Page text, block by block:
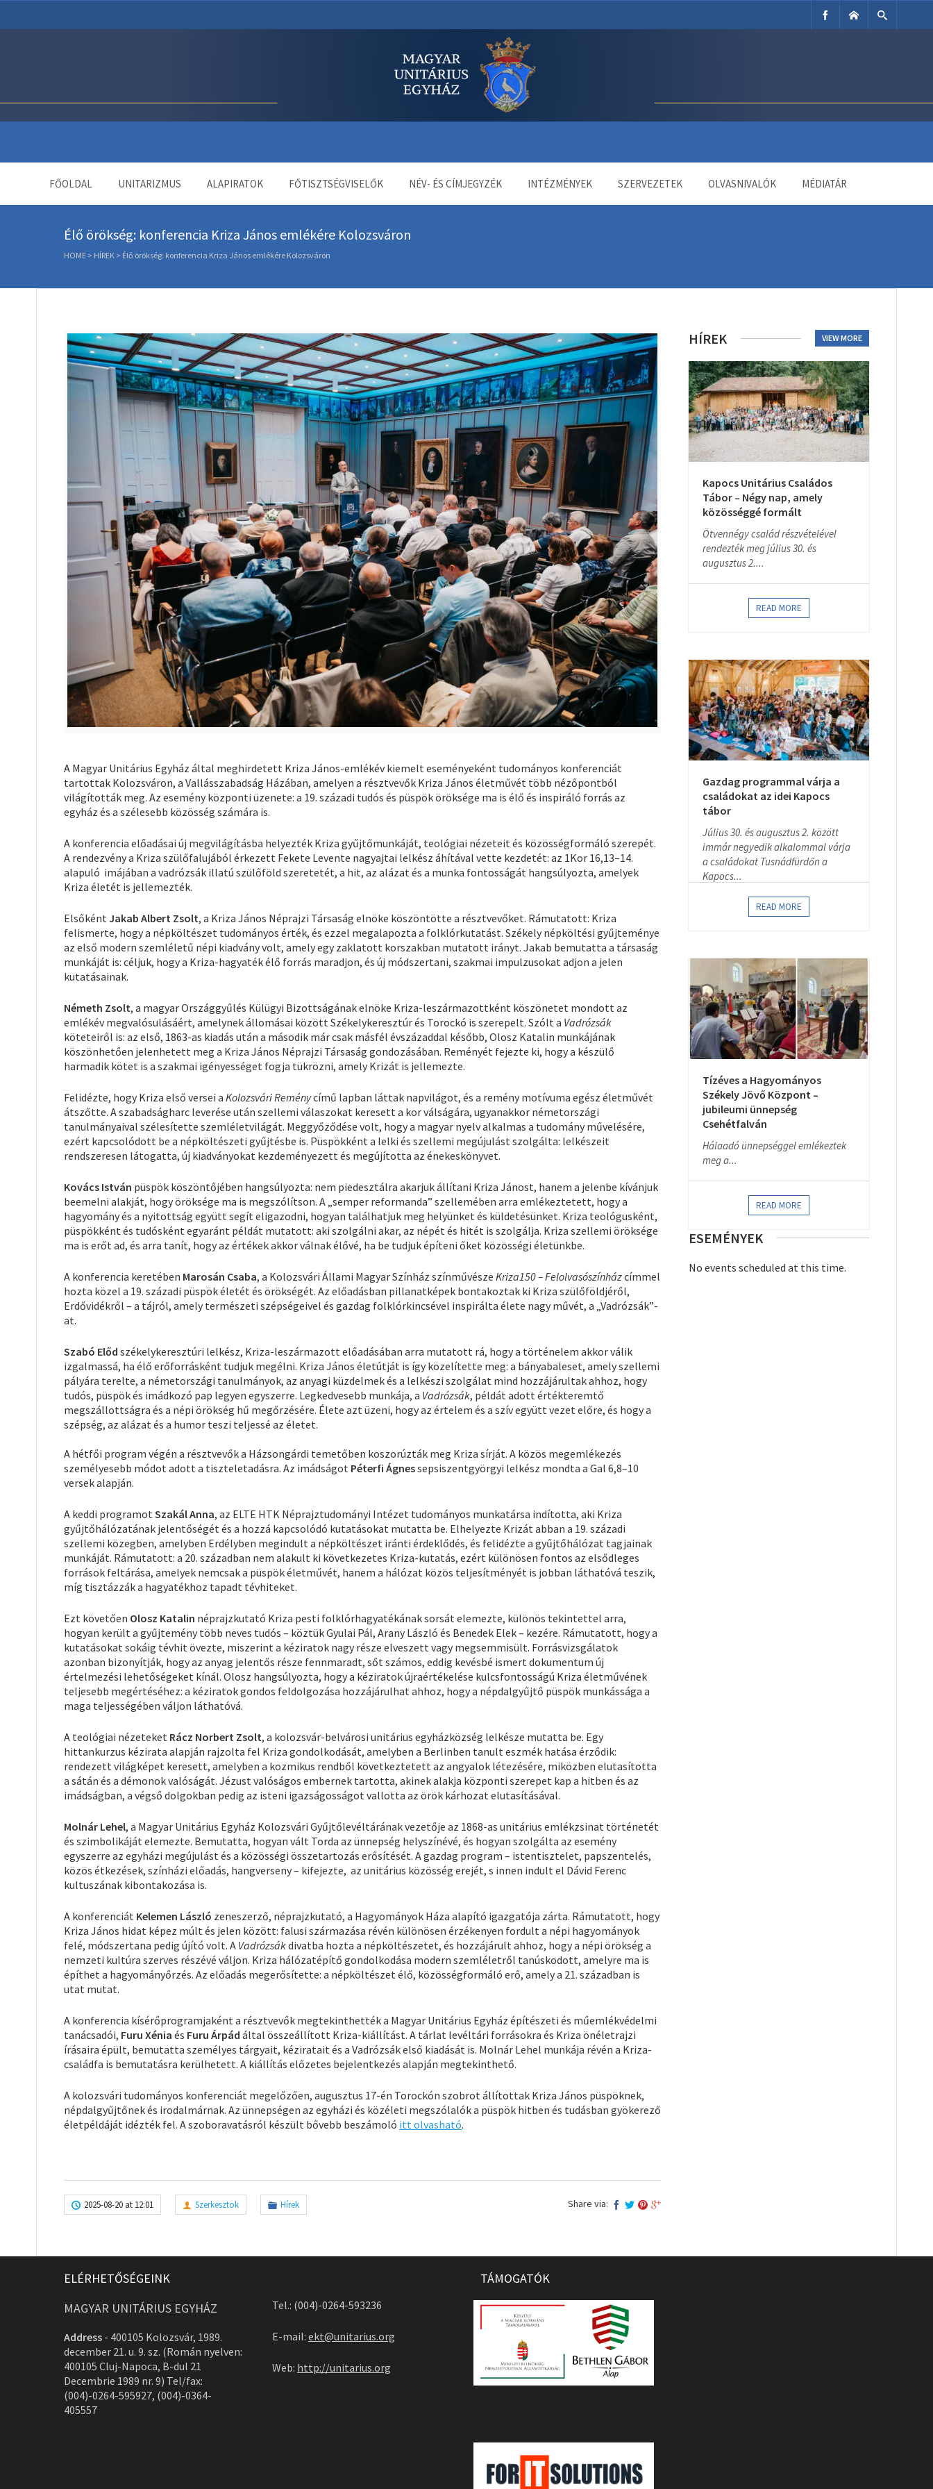
FŐOLDAL UNITARIZMUS ALAPIRATOK FŐTISZTSÉGVISELŐK NÉV- ÉS CÍMJEGYZÉK INTÉZMÉNYEK SZERVEZETEK OLVASNIVALÓK MÉDIATÁR
Élő örökség: konferencia Kriza János emlékére Kolozsváron
HOME > HÍREK > Élő örökség: konferencia Kriza János emlékére Kolozsváron
A Magyar Unitárius Egyház által meghirdetett Kriza János-emlékév kiemelt eseményeként tudományos konferenciát
tartottak Kolozsváron, a Vallásszabadság Házában, amelyen a résztvevők Kriza János életművét több nézőpontból
világították meg. Az esemény központi üzenete: a 19. századi tudós és püspök öröksége ma is élő és inspiráló forrás az
egyház és a szélesebb közösség számára is.
A konferencia előadásai új megvilágításba helyezték Kriza gyűjtőmunkáját, teológiai nézeteit és közösségformáló szerepét.
A rendezvény a Kriza szülőfalujából érkezett Fekete Levente nagyajtai lelkész áhítával vette kezdetét: az 1Kor 16,13–14.
alapuló imájában a vadrózsák illatú szülőföld szeretetét, a hit, az alázat és a munka fontosságát hangsúlyozta, amelyek
Kriza életét is jellemezték.
Elsőként Jakab Albert Zsolt, a Kriza János Néprajzi Társaság elnöke köszöntötte a résztvevőket. Rámutatott: Kriza
felismerte, hogy a népköltészet tudományos érték, és ezzel megalapozta a folklórkutatást. Székely népköltési gyűjteménye
az első modern szemléletű népi kiadvány volt, amely egy zaklatott korszakban mutatott irányt. Jakab bemutatta a társaság
munkáját is: céljuk, hogy a Kriza-hagyaték élő forrás maradjon, és új módszertani, szakmai impulzusokat adjon a jelen
kutatásainak.
Németh Zsolt, a magyar Országgyűlés Külügyi Bizottságának elnöke Kriza-leszármazottként köszönetet mondott az
emlékév megvalósulásáért, amelynek állomásai között Székelykeresztúr és Torockó is szerepelt. Szólt a Vadrózsák
köteteiről is: az első, 1863-as kiadás után a második már csak másfél évszázaddal később, Olosz Katalin munkájának
köszönhetően jelenhetett meg a Kriza János Néprajzi Társaság gondozásában. Reményét fejezte ki, hogy a készülő
harmadik kötet is a szakmai igényességet fogja tükrözni, amely Krizát is jellemezte.
Felidézte, hogy Kriza első versei a Kolozsvári Reménycímű lapban láttak napvilágot, és a remény motívuma egész életművét
átszőtte. A szabadságharc leverése után szellemi válaszokat keresett a kor válságára, ugyanakkor németországi
tanulmányaival szélesítette szemléletvilágát. Meggyőződése volt, hogy a magyar nyelv alkalmas a tudomány művelésére,
ezért kapcsolódott be a népköltészeti gyűjtésbe is. Püspökként a lelki és szellemi megújulást szolgálta: lelkészeit
rendszeresen látogatta, új kiadványokat kezdeményezett és megújította az énekeskönyvet.
Kovács István püspök köszöntőjében hangsúlyozta: nem piedesztálra akarjuk állítani Kriza Jánost, hanem a jelenbe kívánjuk
beemelni alakját, hogy öröksége ma is megszólítson. A „semper reformanda” szellemében arra emlékeztetett, hogy a
hagyomány és a nyitottság együtt segít eligazodni, hogyan találhatjuk meg helyünket és küldetésünket. Kriza teológusként,
püspökként és tudósként egyaránt példát mutatott: aki szolgálni akar, az népét és hitét is szolgálja. Kriza szellemi öröksége
ma is erőt ad, és arra tanít, hogy az értékek akkor válnak élővé, ha be tudjuk építeni őket közösségi életünkbe.
A konferencia keretében Marosán Csaba, a Kolozsvári Állami Magyar Színház színművésze Kriza150 – Felolvasószínházcímmel
hozta közel a 19. századi püspök életét és örökségét. Az előadásban pillanatképek bontakoztak ki Kriza szülőföldjéről,
Erdővidékről – a tájról, amely természeti szépségeivel és gazdag folklórkincsével inspirálta élete nagy művét, a „Vadrózsák”-
at.
Szabó Előd székelykeresztúri lelkész, Kriza-leszármazott előadásában arra mutatott rá, hogy a történelem akkor válik
izgalmassá, ha élő erőforrásként tudjuk megélni. Kriza János életútját is így közelítette meg: a bányabaleset, amely szellemi
pályára terelte, a németországi tanulmányok, az anyagi küzdelmek és a lelkészi szolgálat mind hozzájárultak ahhoz, hogy
tudós, püspök és imádkozó pap legyen egyszerre. Legkedvesebb munkája, a Vadrózsák, példát adott értékteremtő
megszállottságra és a népi örökség hű megőrzésére. Élete azt üzeni, hogy az értelem és a szív együtt vezet előre, és hogy a
szépség, az alázat és a humor teszi teljessé az életet.
A hétfői program végén a résztvevők a Házsongárdi temetőben koszorúzták meg Kriza sírját. A közös megemlékezés
személyesebb módot adott a tiszteletadásra. Az imádságot Péterfi Ágnessepsiszentgyörgyi lelkész mondta a Gal 6,8–10
versek alapján.
A keddi programot Szakál Anna, az ELTE HTK Néprajztudományi Intézet tudományos munkatársa indította, aki Kriza
gyűjtőhálózatának jelentőségét és a hozzá kapcsolódó kutatásokat mutatta be. Elhelyezte Krizát abban a 19. századi
szellemi közegben, amelyben Erdélyben megindult a népköltészet iránti érdeklődés, és felidézte a gyűjtőhálózat tagjainak
munkáját. Rámutatott: a 20. században nem alakult ki következetes Kriza-kutatás, ezért különösen fontos az elsődleges
források feltárása, amelyek nemcsak a püspök életművét, hanem a hálózat közös teljesítményét is jobban láthatóvá teszik,
míg tisztázzák a hagyatékhoz tapadt tévhiteket.
Ezt követően Olosz Katalin néprajzkutató Kriza pesti folklórhagyatékának sorsát elemezte, különös tekintettel arra,
hogyan került a gyűjtemény több neves tudós – köztük Gyulai Pál, Arany László és Benedek Elek – kezére. Rámutatott, hogy a
kutatásokat sokáig tévhit övezte, miszerint a kéziratok nagy része elveszett vagy megsemmisült. Forrásvizsgálatok
azonban bizonyítják, hogy az anyag jelentős része fennmaradt, sőt számos, eddig kevésbé ismert dokumentum új
értelmezési lehetőségeket kínál. Olosz hangsúlyozta, hogy a kéziratok újraértékelése kulcsfontosságú Kriza életművének
teljesebb megértéséhez: a kéziratok gondos feldolgozása hozzájárulhat ahhoz, hogy a népdalgyűjtő püspök munkássága a
maga teljességében váljon láthatóvá.
A teológiai nézeteket Rácz Norbert Zsolt, a kolozsvár-belvárosi unitárius egyházközség lelkésze mutatta be. Egy
hittankurzus kézirata alapján rajzolta fel Kriza gondolkodását, amelyben a Berlinben tanult eszmék hatása érződik:
rendezett világképet keresett, amelyben a kozmikus rendből következtetett az angyalok létezésére, miközben elutasította
a sátán és a démonok valóságát. Jézust valóságos embernek tartotta, akinek alakja központi szerepet kap a hitben és az
imádságban, a végső dolgokban pedig az isteni igazságosságot vallotta az örök kárhozat elutasításával.
Molnár Lehel, a Magyar Unitárius Egyház Kolozsvári Gyűjtőlevéltárának vezetője az 1868-as unitárius emlékzsinat történetét
és szimbolikáját elemezte. Bemutatta, hogyan vált Torda az ünnepség helyszínévé, és hogyan szolgálta az esemény
egyszerre az egyházi megújulást és a közösségi összetartozás erősítését. A gazdag program – istentisztelet, papszentelés,
közös étkezések, színházi előadás, hangverseny – kifejezte, az unitárius közösség erejét, s innen indult el Dávid Ferenc
kultuszának kibontakozása is.
A konferenciát Kelemen László zeneszerző, néprajzkutató, a Hagyományok Háza alapító igazgatója zárta. Rámutatott, hogy
Kriza János hidat képez múlt és jelen között: falusi származása révén különösen érzékenyen fordult a népi hagyományok
felé, módszertana pedig újító volt. A Vadrózsákdivatba hozta a népköltészetet, és hozzájárult ahhoz, hogy a népi örökség a
nemzeti kultúra szerves részévé váljon. Kriza hálózatépítő gondolkodása modern szemléletről tanúskodott, amelyre ma is
építhet a hagyományőrzés. Az előadás megerősítette: a népköltészet élő, közösségformáló erő, amely a 21. században is
utat mutat.
A konferencia kísérőprogramjaként a résztvevők megtekinthették a Magyar Unitárius Egyház építészeti és műemlékvédelmi
tanácsadói, Furu Xénia és Furu Árpád által összeállított Kriza-kiállítást. A tárlat levéltári forrásokra és Kriza önéletrajzi
írásaira épült, bemutatta személyes tárgyait, kéziratait és a Vadrózsák első kiadását is. Molnár Lehel munkája révén a Kriza-
családfa is bemutatásra kerülhetett. A kiállítás előzetes bejelentkezés alapján megtekinthető.
A kolozsvári tudományos konferenciát megelőzően, augusztus 17-én Torockón szobrot állítottak Kriza János püspöknek,
népdalgyűjtőnek és irodalmárnak. Az ünnepségen az egyházi és közéleti megszólalók a püspök hitben és tudásban gyökerező
életpéldáját idézték fel. A szoboravatásról készült bővebb beszámoló itt olvasható.
2025-08-20 at 12:01 Szerkesztok Hírek Share via:
HÍREK VIEW MORE
Kapocs Unitárius Családos
Tábor – Négy nap, amely
közösséggé formált
Ötvennégy család részvételével
rendezték meg július 30. és
augusztus 2....
READ MORE
Gazdag programmal várja a
családokat az idei Kapocs
tábor
Július 30. és augusztus 2. között
immár negyedik alkalommal várja
a családokat Tusnádfürdőn a
Kapocs...
READ MORE
Tízéves a Hagyományos
Székely Jövő Központ –
jubileumi ünnepség
Csehétfalván
Hálaadó ünnepséggel emlékeztek
meg a...
READ MORE
ESEMÉNYEK
No events scheduled at this time.
ELÉRHETŐSÉGEINK
MAGYAR UNITÁRIUS EGYHÁZ
Address - 400105 Kolozsvár, 1989.
december 21. u. 9. sz. (Román nyelven:
400105 Cluj-Napoca, B-dul 21
Decembrie 1989 nr. 9) Tel/fax:
(004)-0264-595927, (004)-0364-
405557
Tel.: (004)-0264-593236
E-mail: ekt@unitarius.org
Web: http://unitarius.org
TÁMOGATÓK